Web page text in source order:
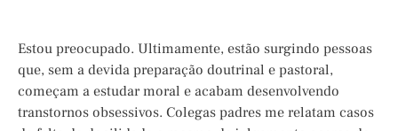
Estou preocupado. Ultimamente, estão surgindo pessoas
que, sem a devida preparação doutrinal e pastoral,
começam a estudar moral e acabam desenvolvendo
transtornos obsessivos. Colegas padres me relatam casos